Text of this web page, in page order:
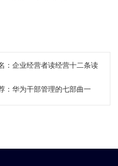
：企业经营者读经营十二条读
：华为干部管理的七部曲一